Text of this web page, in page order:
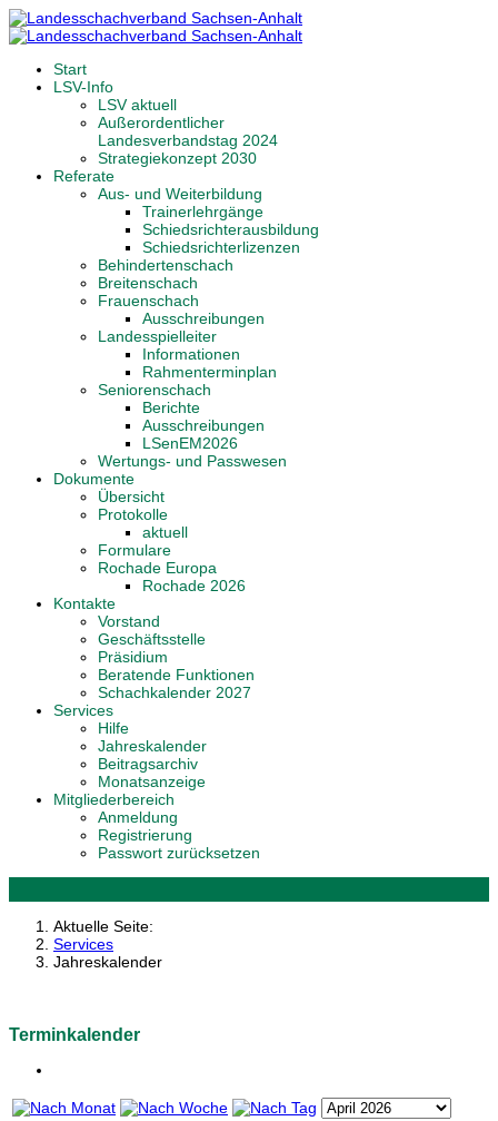
Start
LSV-Info
LSV aktuell
Außerordentlicher
Landesverbandstag 2024
Strategiekonzept 2030
Referate
Aus- und Weiterbildung
Trainerlehrgänge
Schiedsrichterausbildung
Schiedsrichterlizenzen
Behindertenschach
Breitenschach
Frauenschach
Ausschreibungen
Landesspielleiter
Informationen
Rahmenterminplan
Seniorenschach
Berichte
Ausschreibungen
LSenEM2026
Wertungs- und Passwesen
Dokumente
Übersicht
Protokolle
aktuell
Formulare
Rochade Europa
Rochade 2026
Kontakte
Vorstand
Geschäftsstelle
Präsidium
Beratende Funktionen
Schachkalender 2027
Services
Hilfe
Jahreskalender
Beitragsarchiv
Monatsanzeige
Mitgliederbereich
Anmeldung
Registrierung
Passwort zurücksetzen
Aktuelle Seite:
Services
Jahreskalender
Terminkalender